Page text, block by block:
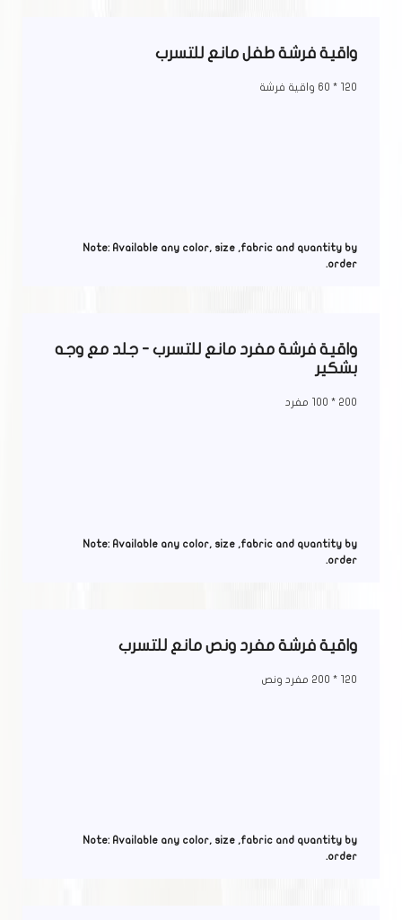
واقية فرشة طفل مانع للتسرب
120 * 60 واقية فرشة
Note: Available any color, size ,fabric and quantity by
order.
واقية فرشة مفرد مانع للتسرب - جلد مع وجه
بشكير
200 * 100 مفرد
Note: Available any color, size ,fabric and quantity by
order.
واقية فرشة مفرد ونص مانع للتسرب
120 * 200 مفرد ونص
Note: Available any color, size ,fabric and quantity by
order.